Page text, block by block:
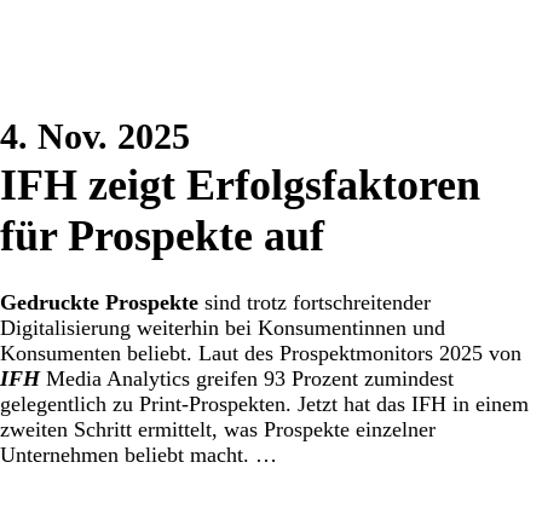
4. Nov. 2025
IFH zeigt Erfolgsfaktoren
für Prospekte auf
Gedruckte Prospekte sind trotz fortschreitender
Digitalisierung weiterhin bei Konsumentinnen und
Konsumenten beliebt. Laut des Prospektmonitors 2025 von
IFHMedia Analytics greifen 93 Prozent zumindest
gelegentlich zu Print-Prospekten. Jetzt hat das IFH in einem
zweiten Schritt ermittelt, was Prospekte einzelner
Unternehmen beliebt macht. …